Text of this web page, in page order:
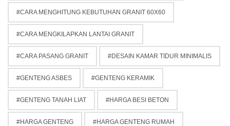
CARA MENGHITUNG KEBUTUHAN GRANIT 60X60
CARA MENGKILAPKAN LANTAI GRANIT
CARA PASANG GRANIT DESAIN KAMAR TIDUR MINIMALIS
GENTENG ASBES GENTENG KERAMIK
GENTENG TANAH LIAT HARGA BESI BETON
HARGA GENTENG HARGA GENTENG RUMAH